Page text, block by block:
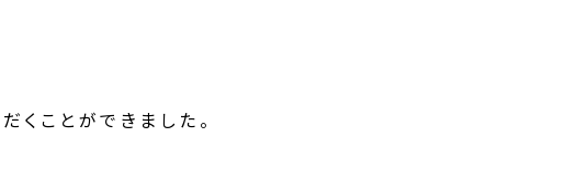
くことができました。